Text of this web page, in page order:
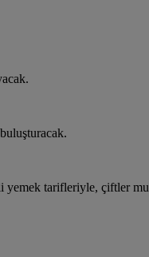
yemek tarifleriyle, çiftler